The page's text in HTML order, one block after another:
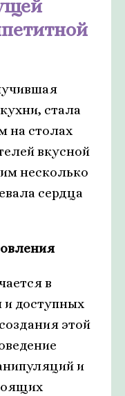
стала
на столах
вкусной
несколько
сердца
в
и доступных
этой
и